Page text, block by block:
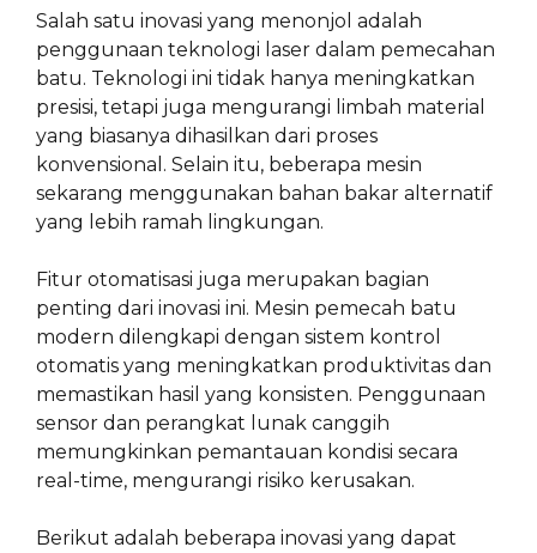
Salah satu inovasi yang menonjol adalah
penggunaan teknologi laser dalam pemecahan
batu. Teknologi ini tidak hanya meningkatkan
presisi, tetapi juga mengurangi limbah material
yang biasanya dihasilkan dari proses
konvensional. Selain itu, beberapa mesin
sekarang menggunakan bahan bakar alternatif
yang lebih ramah lingkungan.
Fitur otomatisasi juga merupakan bagian
penting dari inovasi ini. Mesin pemecah batu
modern dilengkapi dengan sistem kontrol
otomatis yang meningkatkan produktivitas dan
memastikan hasil yang konsisten. Penggunaan
sensor dan perangkat lunak canggih
memungkinkan pemantauan kondisi secara
real-time, mengurangi risiko kerusakan.
Berikut adalah beberapa inovasi yang dapat